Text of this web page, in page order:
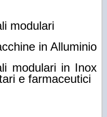
modulari
in Alluminio
modulari in Inox
e farmaceutici